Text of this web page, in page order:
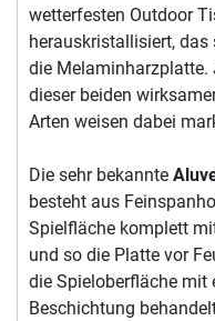
wetterfesten Outdoor
herauskristallisiert,
die Melaminharzplatte.
dieser beiden
Arten weisen dabei
Die sehr bekannte
besteht aus
Spielfläche komplett
und so die Platte vor
die Spieloberfläche mit
Beschichtung